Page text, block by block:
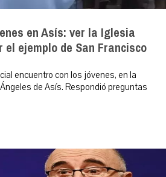
en Asís: ver la Iglesia
el ejemplo de San Francisco
encuentro con los jóvenes, en la
de Asís. Respondió preguntas